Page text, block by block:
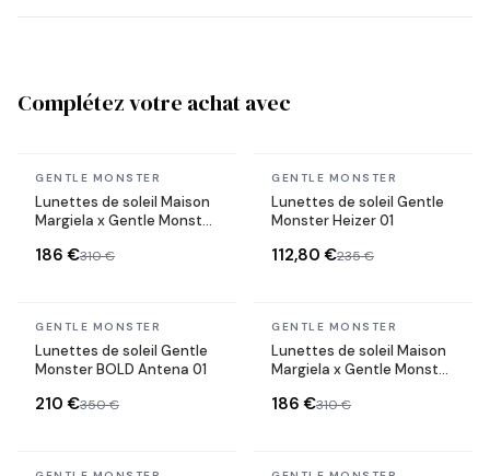
Complétez votre achat avec
En stock
GENTLE MONSTER
Lunettes de soleil Maison
Margiela x Gentle Monster
acetate
186 €310 €
En stock
GENTLE MONSTER
Lunettes de soleil Gentle
Monster Heizer 01
112,80 €235 €
En stock
GENTLE MONSTER
Lunettes de soleil Gentle
Monster BOLD Antena 01
210 €350 €
En stock
GENTLE MONSTER
Lunettes de soleil Maison
Margiela x Gentle Monster
acetate
186 €310 €